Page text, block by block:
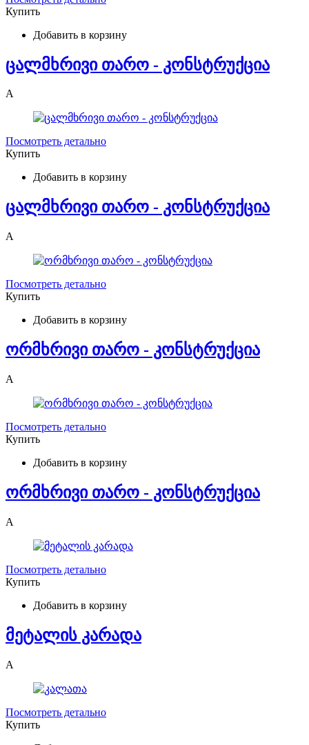
Купить
Добавить в корзину
ცალმხრივი თარო - კონსტრუქცია
A
Посмотреть детально
Купить
Добавить в корзину
ცალმხრივი თარო - კონსტრუქცია
A
Посмотреть детально
Купить
Добавить в корзину
ორმხრივი თარო - კონსტრუქცია
A
Посмотреть детально
Купить
Добавить в корзину
ორმხრივი თარო - კონსტრუქცია
A
Посмотреть детально
Купить
Добавить в корзину
მეტალის კარადა
A
Посмотреть детально
Купить